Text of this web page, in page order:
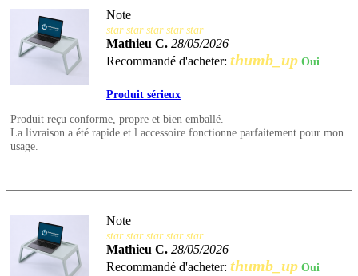
Note
star star star star star
Mathieu C. 28/05/2026
Recommandé d'acheter: thumb_up Oui
Produit sérieux
Produit reçu conforme, propre et bien emballé.
La livraison a été rapide et l accessoire fonctionne parfaitement pour mon
usage.
Note
star star star star star
Mathieu C. 28/05/2026
Recommandé d'acheter: thumb_up Oui